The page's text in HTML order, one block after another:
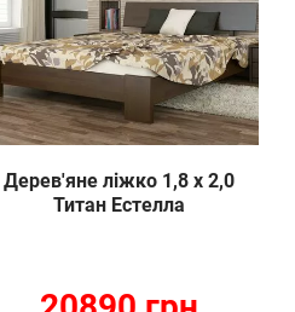
Дерев'яне ліжко 1,8 х 2,0
Титан Естелла